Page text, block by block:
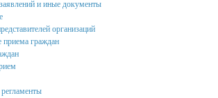
Проекты
Порядок обжалования нормативных правовых
Нормативные акты
и иные документы
организаций
приема граждан